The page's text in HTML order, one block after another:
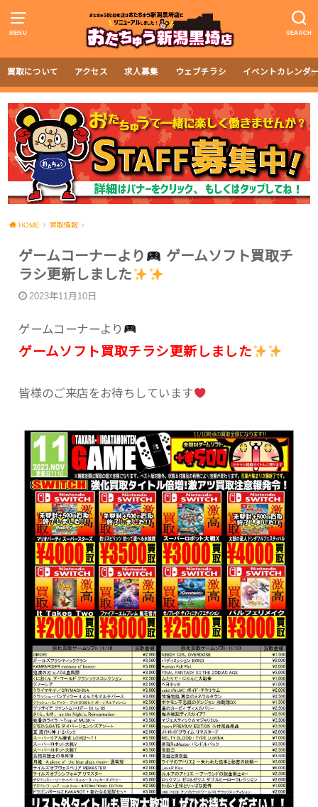
MENU SEARCH
買取について アクセス 求人募集 ウェブチラシ イベントカレンダ
HOME 買取情報
ゲームコーナーより
ゲームソフト買取チ
ラシ更新しました
2023年11月10日
ゲームコーナーより
ゲームソフト買取チラシ更新しました
皆様のご来店をお待ちしています